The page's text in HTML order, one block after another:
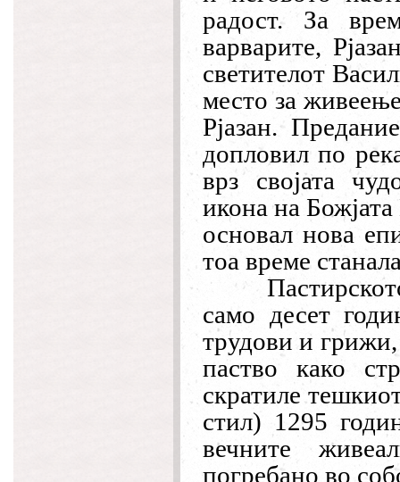
радост. За
варварите,
светителот
место за
Рјазан.
допловил по
врз својата
икона на
основал нова
тоа време
само десет
трудови и
паство како
скратиле
стил) 1295
вечните
погребано во